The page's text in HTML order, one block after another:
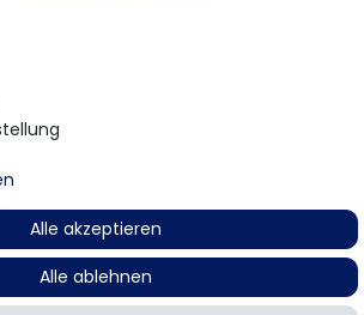
Lieferungen innerhalb Deutschlands
Trading GmbH / Alle Rechte vorbehalten.
Alle akzeptieren
Alle ablehnen